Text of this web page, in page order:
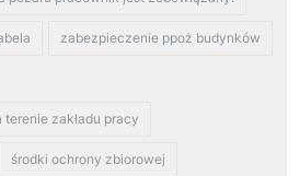
zabezpieczenie ppoż budynków
zakładu pracy
środki ochrony zbiorowej